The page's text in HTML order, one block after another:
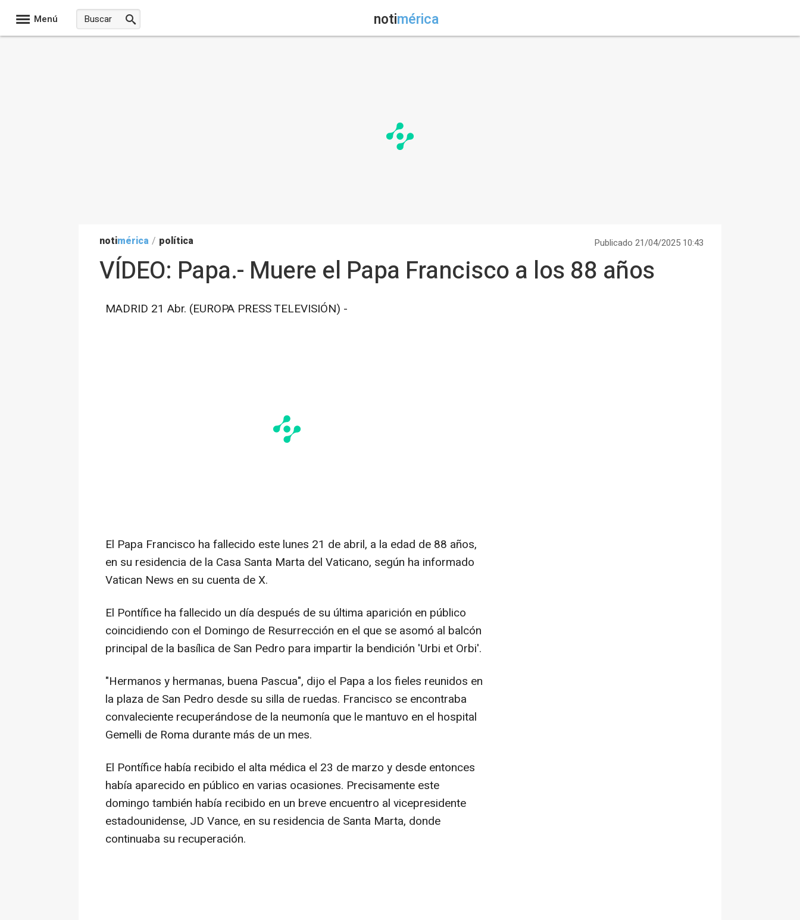
Menú notimérica
notimérica / política Publicado 21/04/2025 10:43
VÍDEO: Papa.- Muere el Papa Francisco a los 88 años
MADRID 21 Abr. (EUROPA PRESS TELEVISIÓN) -
El Papa Francisco ha fallecido este lunes 21 de abril, a la edad de 88 años,
en su residencia de la Casa Santa Marta del Vaticano, según ha informado
Vatican News en su cuenta de X.
El Pontífice ha fallecido un día después de su última aparición en público
coincidiendo con el Domingo de Resurrección en el que se asomó al balcón
principal de la basílica de San Pedro para impartir la bendición 'Urbi et Orbi'.
"Hermanos y hermanas, buena Pascua", dijo el Papa a los fieles reunidos en
la plaza de San Pedro desde su silla de ruedas. Francisco se encontraba
convaleciente recuperándose de la neumonía que le mantuvo en el hospital
Gemelli de Roma durante más de un mes.
El Pontífice había recibido el alta médica el 23 de marzo y desde entonces
había aparecido en público en varias ocasiones. Precisamente este
domingo también había recibido en un breve encuentro al vicepresidente
estadounidense, JD Vance, en su residencia de Santa Marta, donde
continuaba su recuperación.